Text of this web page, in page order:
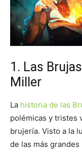
1. Las
Miller
La historia de las
polémicas y tristes
brujería. Visto a la
de las más